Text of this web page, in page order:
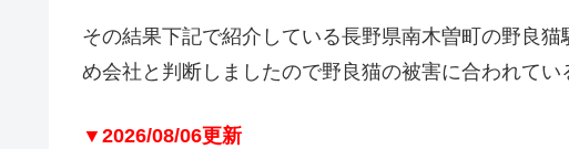
その結果下記で紹介している長野県南木曽町の野良
め会社と判断しましたので野良猫の被害に合われてい
▼2026/08/06更新